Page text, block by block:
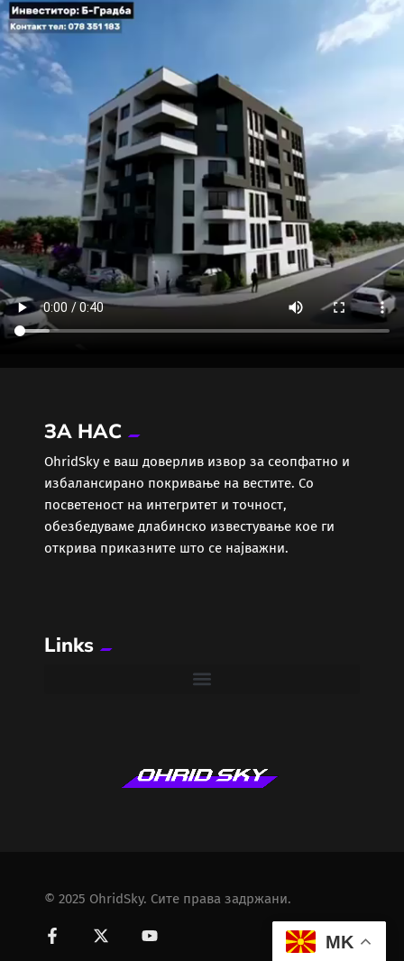
ЗА НАС
ОhridSky е ваш доверлив извор за сеопфатно и
избалансирано покривање на вестите. Со
посветеност на интегритет и точност,
обезбедуваме длабинско известување кое ги
открива приказните што се најважни.
Links
© 2025 OhridSky. Сите права задржани.
MK